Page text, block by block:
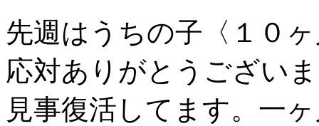
先週はうちの子〈１０
応対ありがとうござい
見事復活してます。一